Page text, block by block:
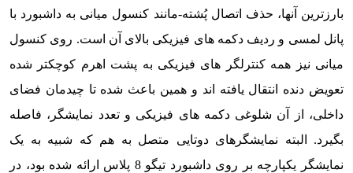
بارزترین آنها، حذف اتصال پُشته-مانند کنسول میانی به داشبورد با
پانل لمسی و ردیف دکمه های فیزیکی بالای آن است. روی کنسول
میانی نیز همه کنترلگر های فیزیکی به پشت اهرم کوچکتر شده
تعویض دنده انتقال یافته اند و همین باعث شده تا چیدمان فضای
داخلی، از آن شلوغی دکمه های فیزیکی و تعدد نمایشگر، فاصله
بگیرد. البته نمایشگرهای دوتایی متصل به هم که شبیه به یک
نمایشگر یکپارچه بر روی داشبورد تیگو 8 پلاس ارائه شده بود، در